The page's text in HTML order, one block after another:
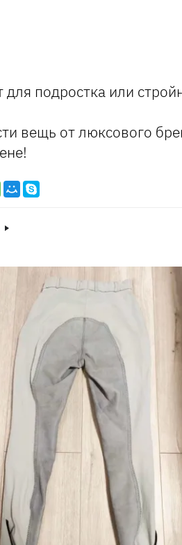
подростка или
вещь от люксового